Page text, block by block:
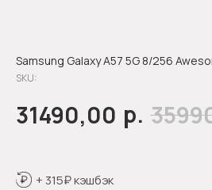
Samsung Galaxy A57 5G 8/256
SKU:
31490,00 р.
+ 315₽ кэшбэк